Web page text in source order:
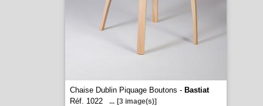
Chaise Dublin Piquage Boutons - Bastiat
Réf. 1022
... [3 image(s)]